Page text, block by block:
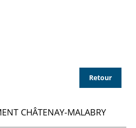
Retour
CHÂTENAY-MALABRY